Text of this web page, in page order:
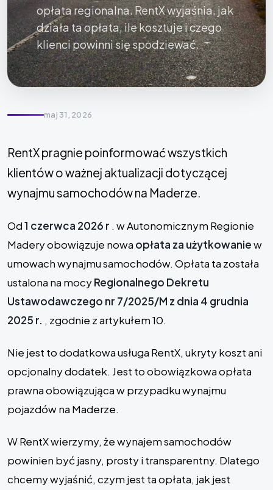
opłata regionalna. RentX wyjaśnia, jak
działa ta opłata, ile kosztuje i czego
klienci powinni się spodziewać.
maj 31, 2026
RentX pragnie poinformować wszystkich
klientów o ważnej aktualizacji dotyczącej
wynajmu samochodów na Maderze.
Od1 czerwca 2026 r . w Autonomicznym Regionie
Madery obowiązuje nowa opłata za użytkowaniew
umowach wynajmu samochodów. Opłata ta została
ustalona na mocyRegionalnego Dekretu
Ustawodawczego nr 7/2025/M z dnia 4 grudnia
2025 r. , zgodnie z artykułem 10.
Nie jest to dodatkowa usługa RentX, ukryty koszt ani
opcjonalny dodatek. Jest to obowiązkowa opłata
prawna obowiązująca w przypadku wynajmu
pojazdów na Maderze.
W RentX wierzymy, że wynajem samochodów
powinien być jasny, prosty i transparentny. Dlatego
chcemy wyjaśnić, czym jest ta opłata, jak jest